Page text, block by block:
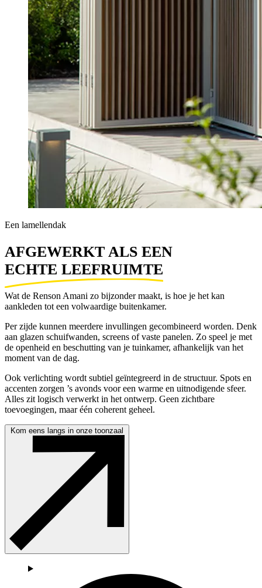
Een lamellendak
AFGEWERKT ALS EEN
ECHTE LEEFRUIMTE
Wat de Renson Amani zo bijzonder maakt, is hoe je het kan
aankleden tot een volwaardige buitenkamer.
Per zijde kunnen meerdere invullingen gecombineerd worden. Denk
aan glazen schuifwanden, screens of vaste panelen. Zo speel je met
de openheid en beschutting van je tuinkamer, afhankelijk van het
moment van de dag.
Ook verlichting wordt subtiel geïntegreerd in de structuur. Spots en
accenten zorgen ’s avonds voor een warme en uitnodigende sfeer.
Alles zit logisch verwerkt in het ontwerp. Geen zichtbare
toevoegingen, maar één coherent geheel.
Kom eens langs in onze toonzaal